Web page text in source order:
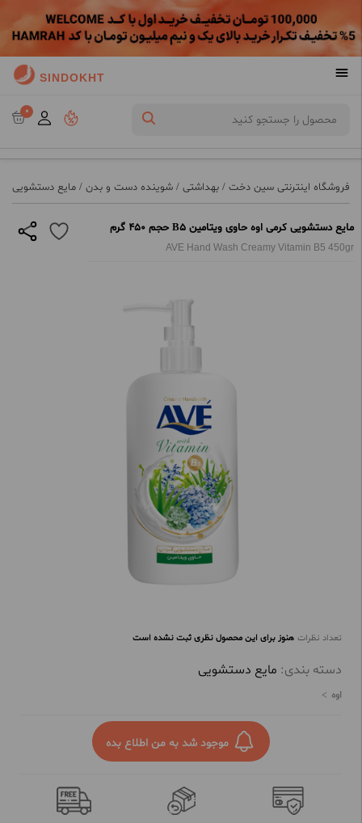
SINDOKHT
0
فروشگاه اینترنتی سین دخت / بهداشتی / شوینده دست و بدن / مایع دستشویی
مایع دستشویی کرمی اوه حاوی ویتامین B5 حجم 450 گرم
AVE Hand Wash Creamy Vitamin B5 450gr
تعداد نظرات هنوز برای این محصول نظری ثبت نشده است
دسته بندی: مایع دستشویی
اوه
موجود شد به من اطلاع بده